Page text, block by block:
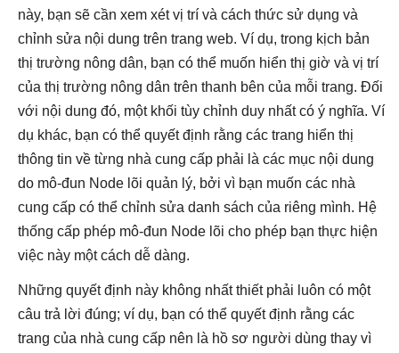
này, bạn sẽ cần xem xét vị trí và cách thức sử dụng và
chỉnh sửa nội dung trên trang web. Ví dụ, trong kịch bản
thị trường nông dân, bạn có thể muốn hiển thị giờ và vị trí
của thị trường nông dân trên thanh bên của mỗi trang. Đối
với nội dung đó, một khối tùy chỉnh duy nhất có ý nghĩa. Ví
dụ khác, bạn có thể quyết định rằng các trang hiển thị
thông tin về từng nhà cung cấp phải là các mục nội dung
do mô-đun Node lõi quản lý, bởi vì bạn muốn các nhà
cung cấp có thể chỉnh sửa danh sách của riêng mình. Hệ
thống cấp phép mô-đun Node lõi cho phép bạn thực hiện
việc này một cách dễ dàng.
Những quyết định này không nhất thiết phải luôn có một
câu trả lời đúng; ví dụ, bạn có thể quyết định rằng các
trang của nhà cung cấp nên là hồ sơ người dùng thay vì